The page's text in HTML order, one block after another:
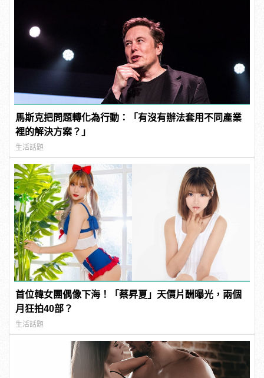
馬斯克把問題轉化為行動：「有沒有辦法套用不同產業
裡的解決方案？」
生活話題
首位韓女團偶像下海！「蔡昇夏」天價片酬曝光，兩個
月狂拍40部？
生活話題